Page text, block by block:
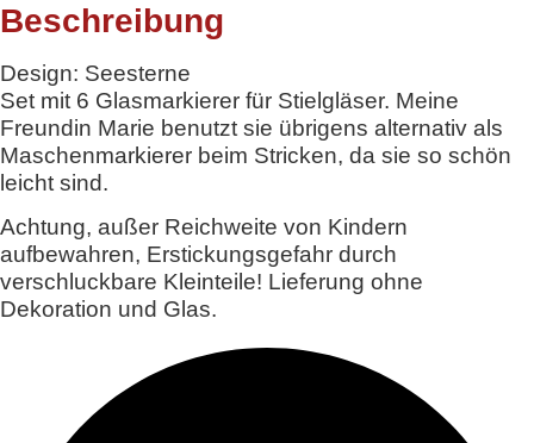
Beschreibung
Design: Seesterne
Set mit 6 Glasmarkierer für Stielgläser. Meine
Freundin Marie benutzt sie übrigens alternativ als
Maschenmarkierer beim Stricken, da sie so schön
leicht sind.
Achtung, außer Reichweite von Kindern
aufbewahren, Erstickungsgefahr durch
verschluckbare Kleinteile! Lieferung ohne
Dekoration und Glas.